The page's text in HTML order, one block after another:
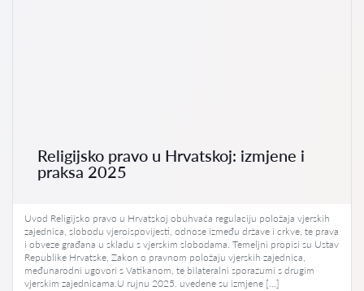
Religijsko pravo u Hrvatskoj: izmjene i
praksa 2025
Uvod Religijsko pravo u Hrvatskoj obuhvaća regulaciju položaja vjerskih
zajednica, slobodu vjeroispovijesti, odnose između države i crkve, te prava
i obveze građana u skladu s vjerskim slobodama. Temeljni propisi su Ustav
Republike Hrvatske, Zakon o pravnom položaju vjerskih zajednica,
međunarodni ugovori s Vatikanom, te bilateralni sporazumi s drugim
vjerskim zajednicama.U rujnu 2025. uvedene su izmjene […]